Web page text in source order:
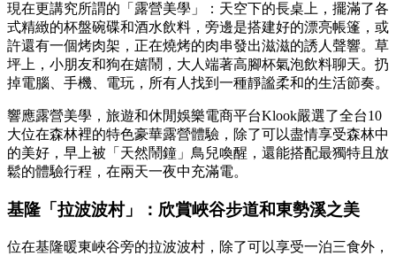
現在更講究所謂的「露營美學」：天空下的長桌上，擺滿了各
式精緻的杯盤碗碟和酒水飲料，旁邊是搭建好的漂亮帳篷，或
許還有一個烤肉架，正在燒烤的肉串發出滋滋的誘人聲響。草
坪上，小朋友和狗在嬉鬧，大人端著高腳杯氣泡飲料聊天。扔
掉電腦、手機、電玩，所有人找到一種靜謐柔和的生活節奏。
響應露營美學，旅遊和休閒娛樂電商平台Klook嚴選了全台10
大位在森林裡的特色豪華露營體驗，除了可以盡情享受森林中
的美好，早上被「天然鬧鐘」鳥兒喚醒，還能搭配最獨特且放
鬆的體驗行程，在兩天一夜中充滿電。
基隆「拉波波村」：欣賞峽谷步道和東勢溪之美
位在基隆暖東峽谷旁的拉波波村，除了可以享受一泊三食外，